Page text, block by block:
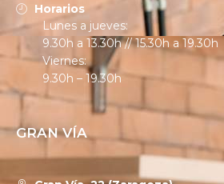
Horarios
Lunes a jueves:
9.30h a 13.30h // 15.30h a 19.30h
Viernes:
9.30h – 19.30h
GRAN VÍA